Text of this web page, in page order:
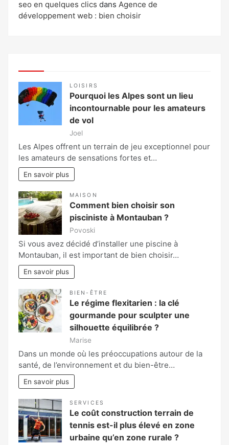
seo en quelques clics dans Agence de
développement web : bien choisir
LOISIRS
Pourquoi les Alpes sont un lieu
incontournable pour les amateurs
de vol
Joel
Les Alpes offrent un terrain de jeu exceptionnel pour
les amateurs de sensations fortes et…
En savoir plus
MAISON
Comment bien choisir son
pisciniste à Montauban ?
Povoski
Si vous avez décidé d’installer une piscine à
Montauban, il est important de bien choisir…
En savoir plus
BIEN-ÊTRE
Le régime flexitarien : la clé
gourmande pour sculpter une
silhouette équilibrée ?
Marise
Dans un monde où les préoccupations autour de la
santé, de l’environnement et du bien-être…
En savoir plus
SERVICES
Le coût construction terrain de
tennis est-il plus élevé en zone
urbaine qu’en zone rurale ?